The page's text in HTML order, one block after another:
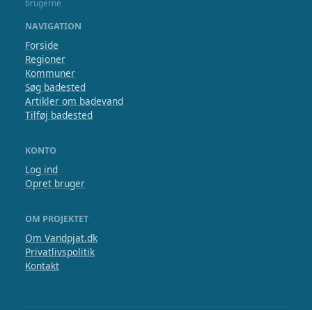
brugerne
NAVIGATION
Forside
Regioner
Kommuner
Søg badested
Artikler om badevand
Tilføj badested
KONTO
Log ind
Opret bruger
OM PROJEKTET
Om Vandpjat.dk
Privatlivspolitik
Kontakt